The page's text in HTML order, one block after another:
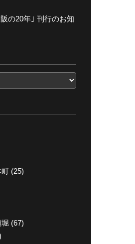
の20年｣ 刊行のお知
町 (25)
(67)